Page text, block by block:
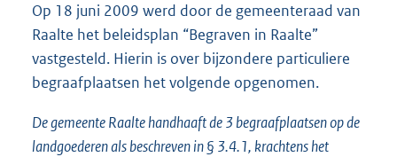
Op 18 juni 2009 werd door de gemeenteraad van
Raalte het beleidsplan “Begraven in Raalte”
vastgesteld. Hierin is over bijzondere particuliere
begraafplaatsen het volgende opgenomen.
De gemeente Raalte handhaaft de 3 begraafplaatsen op de
landgoederen als beschreven in § 3.4.1, krachtens het